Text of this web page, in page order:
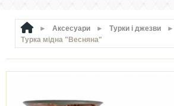
► Аксесуари ► Турки і джезви
►
Турка мідна "Весняна"